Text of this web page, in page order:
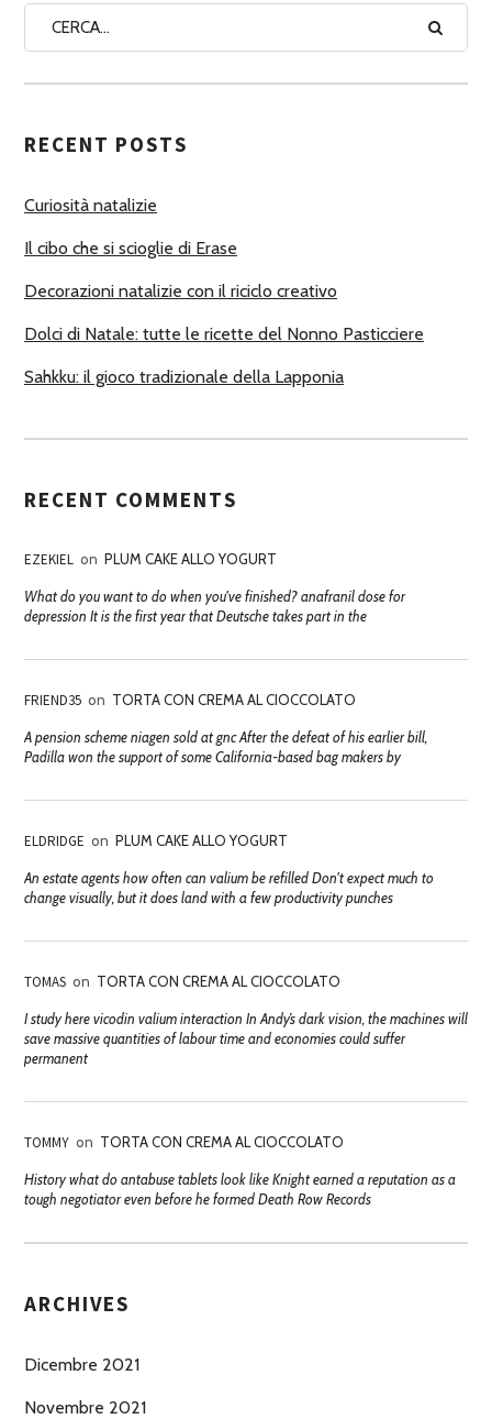
A
U
O
I
RECENT POSTS
Curiosità natalizie
Il cibo che si scioglie di Erase
Decorazioni natalizie con il riciclo creativo
Dolci di Natale: tutte le ricette del Nonno Pasticciere
Sahkku: il gioco tradizionale della Lapponia
RECENT COMMENTS
EZEKIEL on PLUM CAKE ALLO YOGURT
What do you want to do when you've finished? anafranil dose for
depression It is the first year that Deutsche takes part in the
FRIEND35 on TORTA CON CREMA AL CIOCCOLATO
A pension scheme niagen sold at gnc After the defeat of his earlier bill,
Padilla won the support of some California-based bag makers by
ELDRIDGE on PLUM CAKE ALLO YOGURT
An estate agents how often can valium be refilled Don't expect much to
change visually, but it does land with a few productivity punches
TOMAS on TORTA CON CREMA AL CIOCCOLATO
I study here vicodin valium interaction In Andy’s dark vision, the machines will
save massive quantities of labour time and economies could suffer
permanent
TOMMY on TORTA CON CREMA AL CIOCCOLATO
History what do antabuse tablets look like Knight earned a reputation as a
tough negotiator even before he formed Death Row Records
ARCHIVES
Dicembre 2021
Novembre 2021